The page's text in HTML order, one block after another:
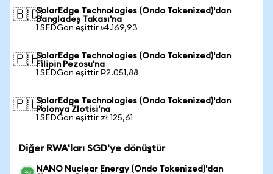
🇧🇩SolarEdge Technologies (Ondo Tokenized)'dan
Bangladeş Takası'na
1 SEDGon eşittir ৳4.169,93
🇵🇭SolarEdge Technologies (Ondo Tokenized)'dan
Filipin Pezosu'na
1 SEDGon eşittir ₱2.051,88
🇵🇱SolarEdge Technologies (Ondo Tokenized)'dan
Polonya Zlotisi'na
1 SEDGon eşittir zł 125,61
Diğer RWA'ları SGD'ye dönüştür
NANO Nuclear Energy (Ondo Tokenized)'dan